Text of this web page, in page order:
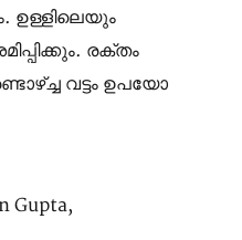
ഉള്ളിലെയും
രക്തം
വട്ടം ഉപയോ​
Gupta,